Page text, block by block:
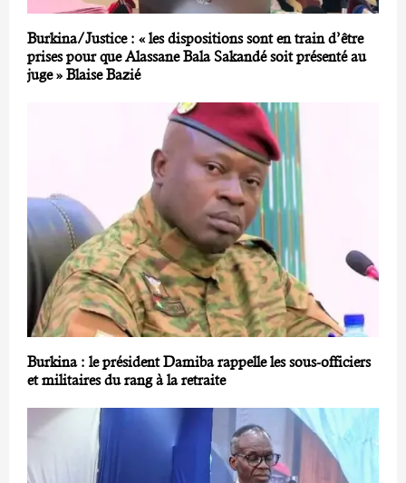
Burkina/Justice : « les dispositions sont en train d’être
prises pour que Alassane Bala Sakandé soit présenté au
juge » Blaise Bazié
Burkina : le président Damiba rappelle les sous-officiers
et militaires du rang à la retraite